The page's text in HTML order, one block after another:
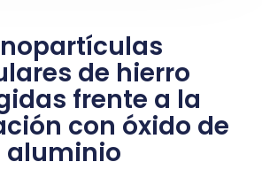
de hierro
frente a la
con óxido de
aluminio